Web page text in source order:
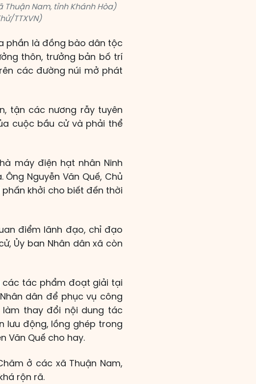
Thuận Nam, tỉnh Khánh Hòa)
TTXVN)
phần là đồng bào dân tộc
thôn, trưởng bản bố trí
các đường núi mở phát
tận các nương rẫy tuyên
cuộc bầu cử và phải thể
máy điện hạt nhân Ninh
Nguyễn Văn Quế, Chủ
khởi cho biết đến thời
điểm lãnh đạo, chỉ đạo
Ủy ban Nhân dân xã còn
các tác phẩm đoạt giải tại
dân để phục vụ công
thay đổi nội dung tác
lưu động, lồng ghép trong
Văn Quế cho hay.
ở các xã Thuận Nam,
rộn rã.